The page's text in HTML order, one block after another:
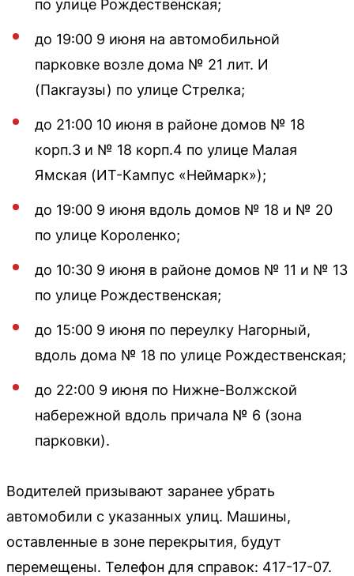
по улице Рождественская;
до 19:00 9 июня на автомобильной
парковке возле дома № 21 лит. И
(Пакгаузы) по улице Стрелка;
до 21:00 10 июня в районе домов № 18
корп.3 и № 18 корп.4 по улице Малая
Ямская (ИТ-Кампус «Неймарк»);
до 19:00 9 июня вдоль домов № 18 и № 20
по улице Короленко;
до 10:30 9 июня в районе домов № 11 и № 13
по улице Рождественская;
до 15:00 9 июня по переулку Нагорный,
вдоль дома № 18 по улице Рождественская;
до 22:00 9 июня по Нижне-Волжской
набережной вдоль причала № 6 (зона
парковки).
Водителей призывают заранее убрать
автомобили с указанных улиц. Машины,
оставленные в зоне перекрытия, будут
перемещены. Телефон для справок: 417-17-07.